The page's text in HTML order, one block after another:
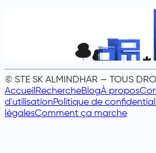
© STE SK ALMINDHAR — TOUS
AccueilRechercheBlogÀ propos
d'utilisationPolitique de
légalesComment ça marche